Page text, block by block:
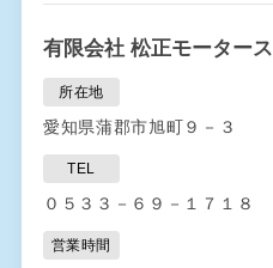
有限会社 松正モータース
所在地
愛知県蒲郡市旭町９－３
TEL
０５３３－６９－１７１８
営業時間